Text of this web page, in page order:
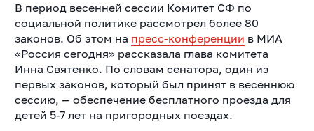
В период весенней сессии Комитет СФ по
социальной политике рассмотрел более 80
законов. Об этом на пресс-конференции в МИА
«Россия сегодня» рассказала глава комитета
Инна Святенко. По словам сенатора, один из
первых законов, который был принят в весеннюю
сессию, — обеспечение бесплатного проезда для
детей 5-7 лет на пригородных поездах.